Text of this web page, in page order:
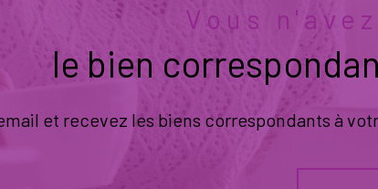
Vous
le bien
et recevez les biens correspondants à